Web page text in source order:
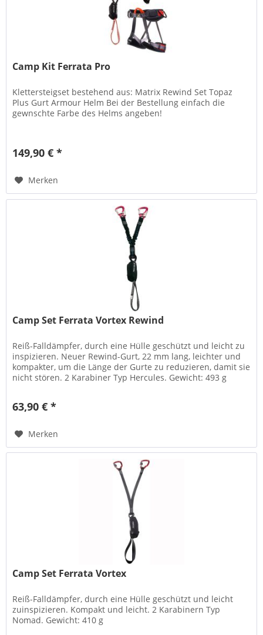
Camp Kit Ferrata Pro
Klettersteigset bestehend aus: Matrix Rewind Set Topaz
Plus Gurt Armour Helm Bei der Bestellung einfach die
gewnschte Farbe des Helms angeben!
149,90 € *
Merken
Camp Set Ferrata Vortex Rewind
Reiß-Falldämpfer, durch eine Hülle geschützt und leicht zu
inspizieren. Neuer Rewind-Gurt, 22 mm lang, leichter und
kompakter, um die Länge der Gurte zu reduzieren, damit sie
nicht stören. 2 Karabiner Typ Hercules. Gewicht: 493 g
63,90 € *
Merken
Camp Set Ferrata Vortex
Reiß-Falldämpfer, durch eine Hülle geschützt und leicht
zuinspizieren. Kompakt und leicht. 2 Karabinern Typ
Nomad. Gewicht: 410 g